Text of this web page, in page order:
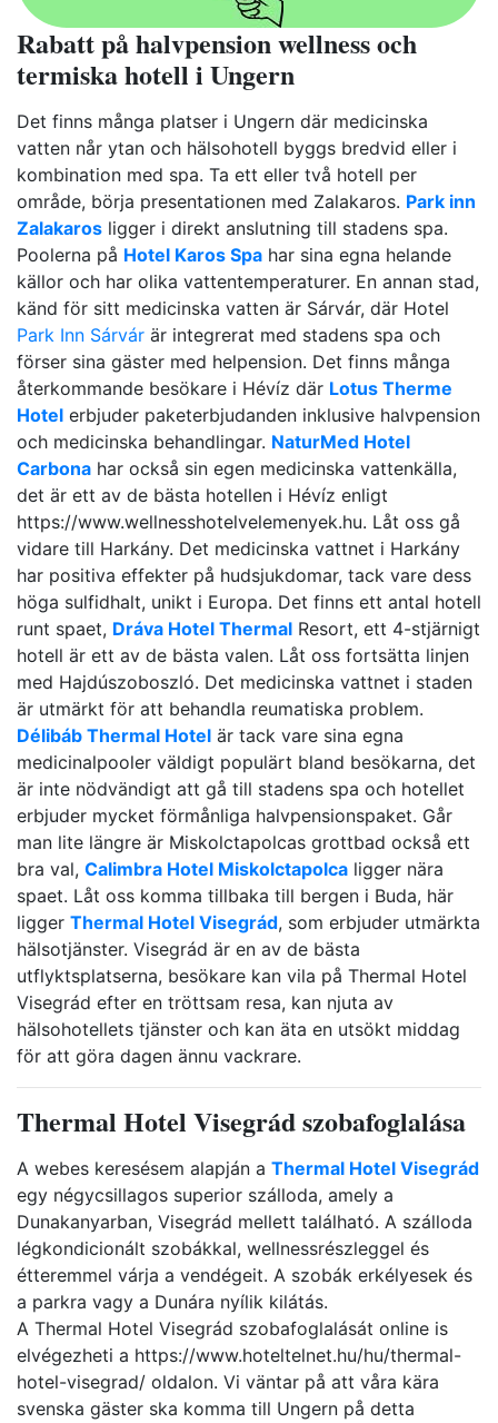
Rabatt på halvpension wellness och
termiska hotell i Ungern
Det finns många platser i Ungern där medicinska
vatten når ytan och hälsohotell byggs bredvid eller i
kombination med spa. Ta ett eller två hotell per
område, börja presentationen med Zalakaros. Park inn
Zalakaros ligger i direkt anslutning till stadens spa.
Poolerna på Hotel Karos Spa har sina egna helande
källor och har olika vattentemperaturer. En annan stad,
känd för sitt medicinska vatten är Sárvár, där Hotel
Park Inn Sárvár är integrerat med stadens spa och
förser sina gäster med helpension. Det finns många
återkommande besökare i Hévíz där Lotus Therme
Hotel erbjuder paketerbjudanden inklusive halvpension
och medicinska behandlingar. NaturMed Hotel
Carbona har också sin egen medicinska vattenkälla,
det är ett av de bästa hotellen i Hévíz enligt
https://www.wellnesshotelvelemenyek.hu. Låt oss gå
vidare till Harkány. Det medicinska vattnet i Harkány
har positiva effekter på hudsjukdomar, tack vare dess
höga sulfidhalt, unikt i Europa. Det finns ett antal hotell
runt spaet, Dráva Hotel Thermal Resort, ett 4-stjärnigt
hotell är ett av de bästa valen. Låt oss fortsätta linjen
med Hajdúszoboszló. Det medicinska vattnet i staden
är utmärkt för att behandla reumatiska problem.
Délibáb Thermal Hotel är tack vare sina egna
medicinalpooler väldigt populärt bland besökarna, det
är inte nödvändigt att gå till stadens spa och hotellet
erbjuder mycket förmånliga halvpensionspaket. Går
man lite längre är Miskolctapolcas grottbad också ett
bra val, Calimbra Hotel Miskolctapolca ligger nära
spaet. Låt oss komma tillbaka till bergen i Buda, här
ligger Thermal Hotel Visegrád, som erbjuder utmärkta
hälsotjänster. Visegrád är en av de bästa
utflyktsplatserna, besökare kan vila på Thermal Hotel
Visegrád efter en tröttsam resa, kan njuta av
hälsohotellets tjänster och kan äta en utsökt middag
för att göra dagen ännu vackrare.
Thermal Hotel Visegrád szobafoglalása
A webes keresésem alapján a Thermal Hotel Visegrád
egy négycsillagos superior szálloda, amely a
Dunakanyarban, Visegrád mellett található. A szálloda
légkondicionált szobákkal, wellnessrészleggel és
étteremmel várja a vendégeit. A szobák erkélyesek és
a parkra vagy a Dunára nyílik kilátás.
A Thermal Hotel Visegrád szobafoglalását online is
elvégezheti a https://www.hoteltelnet.hu/hu/thermal-
hotel-visegrad/ oldalon. Vi väntar på att våra kära
svenska gäster ska komma till Ungern på detta